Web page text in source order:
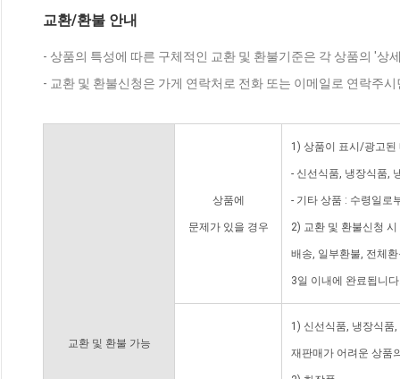
교환/환불 안내
- 상품의 특성에 따른 구체적인 교환 및 환불기준은 각 상품의 '상
- 교환 및 환불신청은 가게 연락처로 전화 또는 이메일로 연락주
교환 및 환불 가능
상품에
문제가 있을 경우
1) 상품이 표시/광고된
- 신선식품, 냉장식품,
- 기타 상품 : 수령일로
2) 교환 및 환불신청
배송, 일부환불, 전체
3일 이내에 완료됩니
1) 신선식품, 냉장식품
재판매가 어려운 상품